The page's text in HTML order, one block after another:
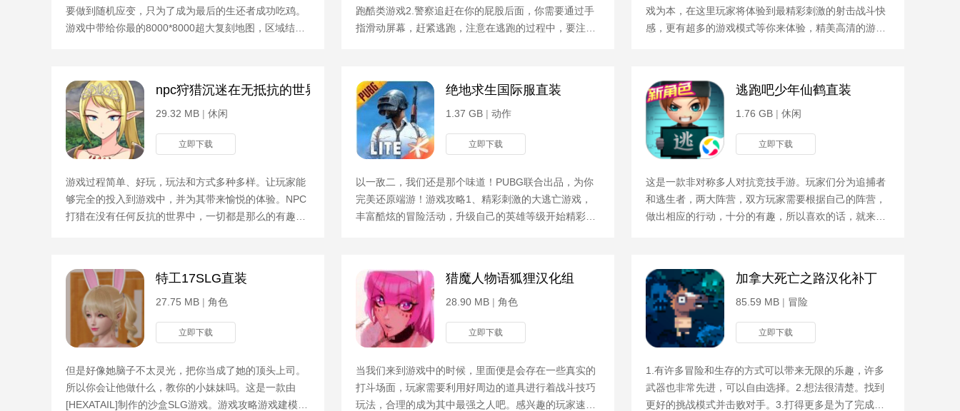
要做到随机应变，只为了成为最后的生还者成功吃鸡。
游戏中带给你最的8000*8000超大复刻地图，区域结
跑酷类游戏2.警察追赶在你的屁股后面，你需要通过手
指滑动屏幕，赶紧逃跑，注意在逃跑的过程中，要注意
戏为本，在这里玩家将体验到最精彩刺激的射击战斗快
感，更有超多的游戏模式等你来体验，精美高清的游戏
npc狩猎沉迷在无抵抗的世界里（附巴比伦礼包码）
29.32 MB | 休闲
立即下载
游戏过程简单、好玩，玩法和方式多种多样。让玩家能
够完全的投入到游戏中，并为其带来愉悦的体验。NPC
打猎在没有任何反抗的世界中，一切都是那么的有趣，
绝地求生国际服直装
1.37 GB | 动作
立即下载
以一敌二，我们还是那个味道！PUBG联合出品，为你
完美还原端游！游戏攻略1、精彩刺激的大逃亡游戏，
丰富酷炫的冒险活动，升级自己的英雄等级开始精彩冒
逃跑吧少年仙鹤直装
1.76 GB | 休闲
立即下载
这是一款非对称多人对抗竞技手游。玩家们分为追捕者
和逃生者，两大阵营，双方玩家需要根据自己的阵营，
做出相应的行动，十分的有趣，所以喜欢的话，就来试
特工17SLG直装
27.75 MB | 角色
立即下载
但是好像她脑子不太灵光，把你当成了她的顶头上司。
所以你会让他做什么，教你的小妹妹吗。这是一款由
[HEXATAIL]制作的沙盒SLG游戏。游戏攻略游戏建模还
猎魔人物语狐狸汉化组
28.90 MB | 角色
立即下载
当我们来到游戏中的时候，里面便是会存在一些真实的
打斗场面，玩家需要利用好周边的道具进行着战斗技巧
玩法，合理的成为其中最强之人吧。感兴趣的玩家速来
加拿大死亡之路汉化补丁
85.59 MB | 冒险
立即下载
1.有许多冒险和生存的方式可以带来无限的乐趣，许多
武器也非常先进，可以自由选择。2.想法很清楚。找到
更好的挑战模式并击败对手。3.打得更多是为了完成许